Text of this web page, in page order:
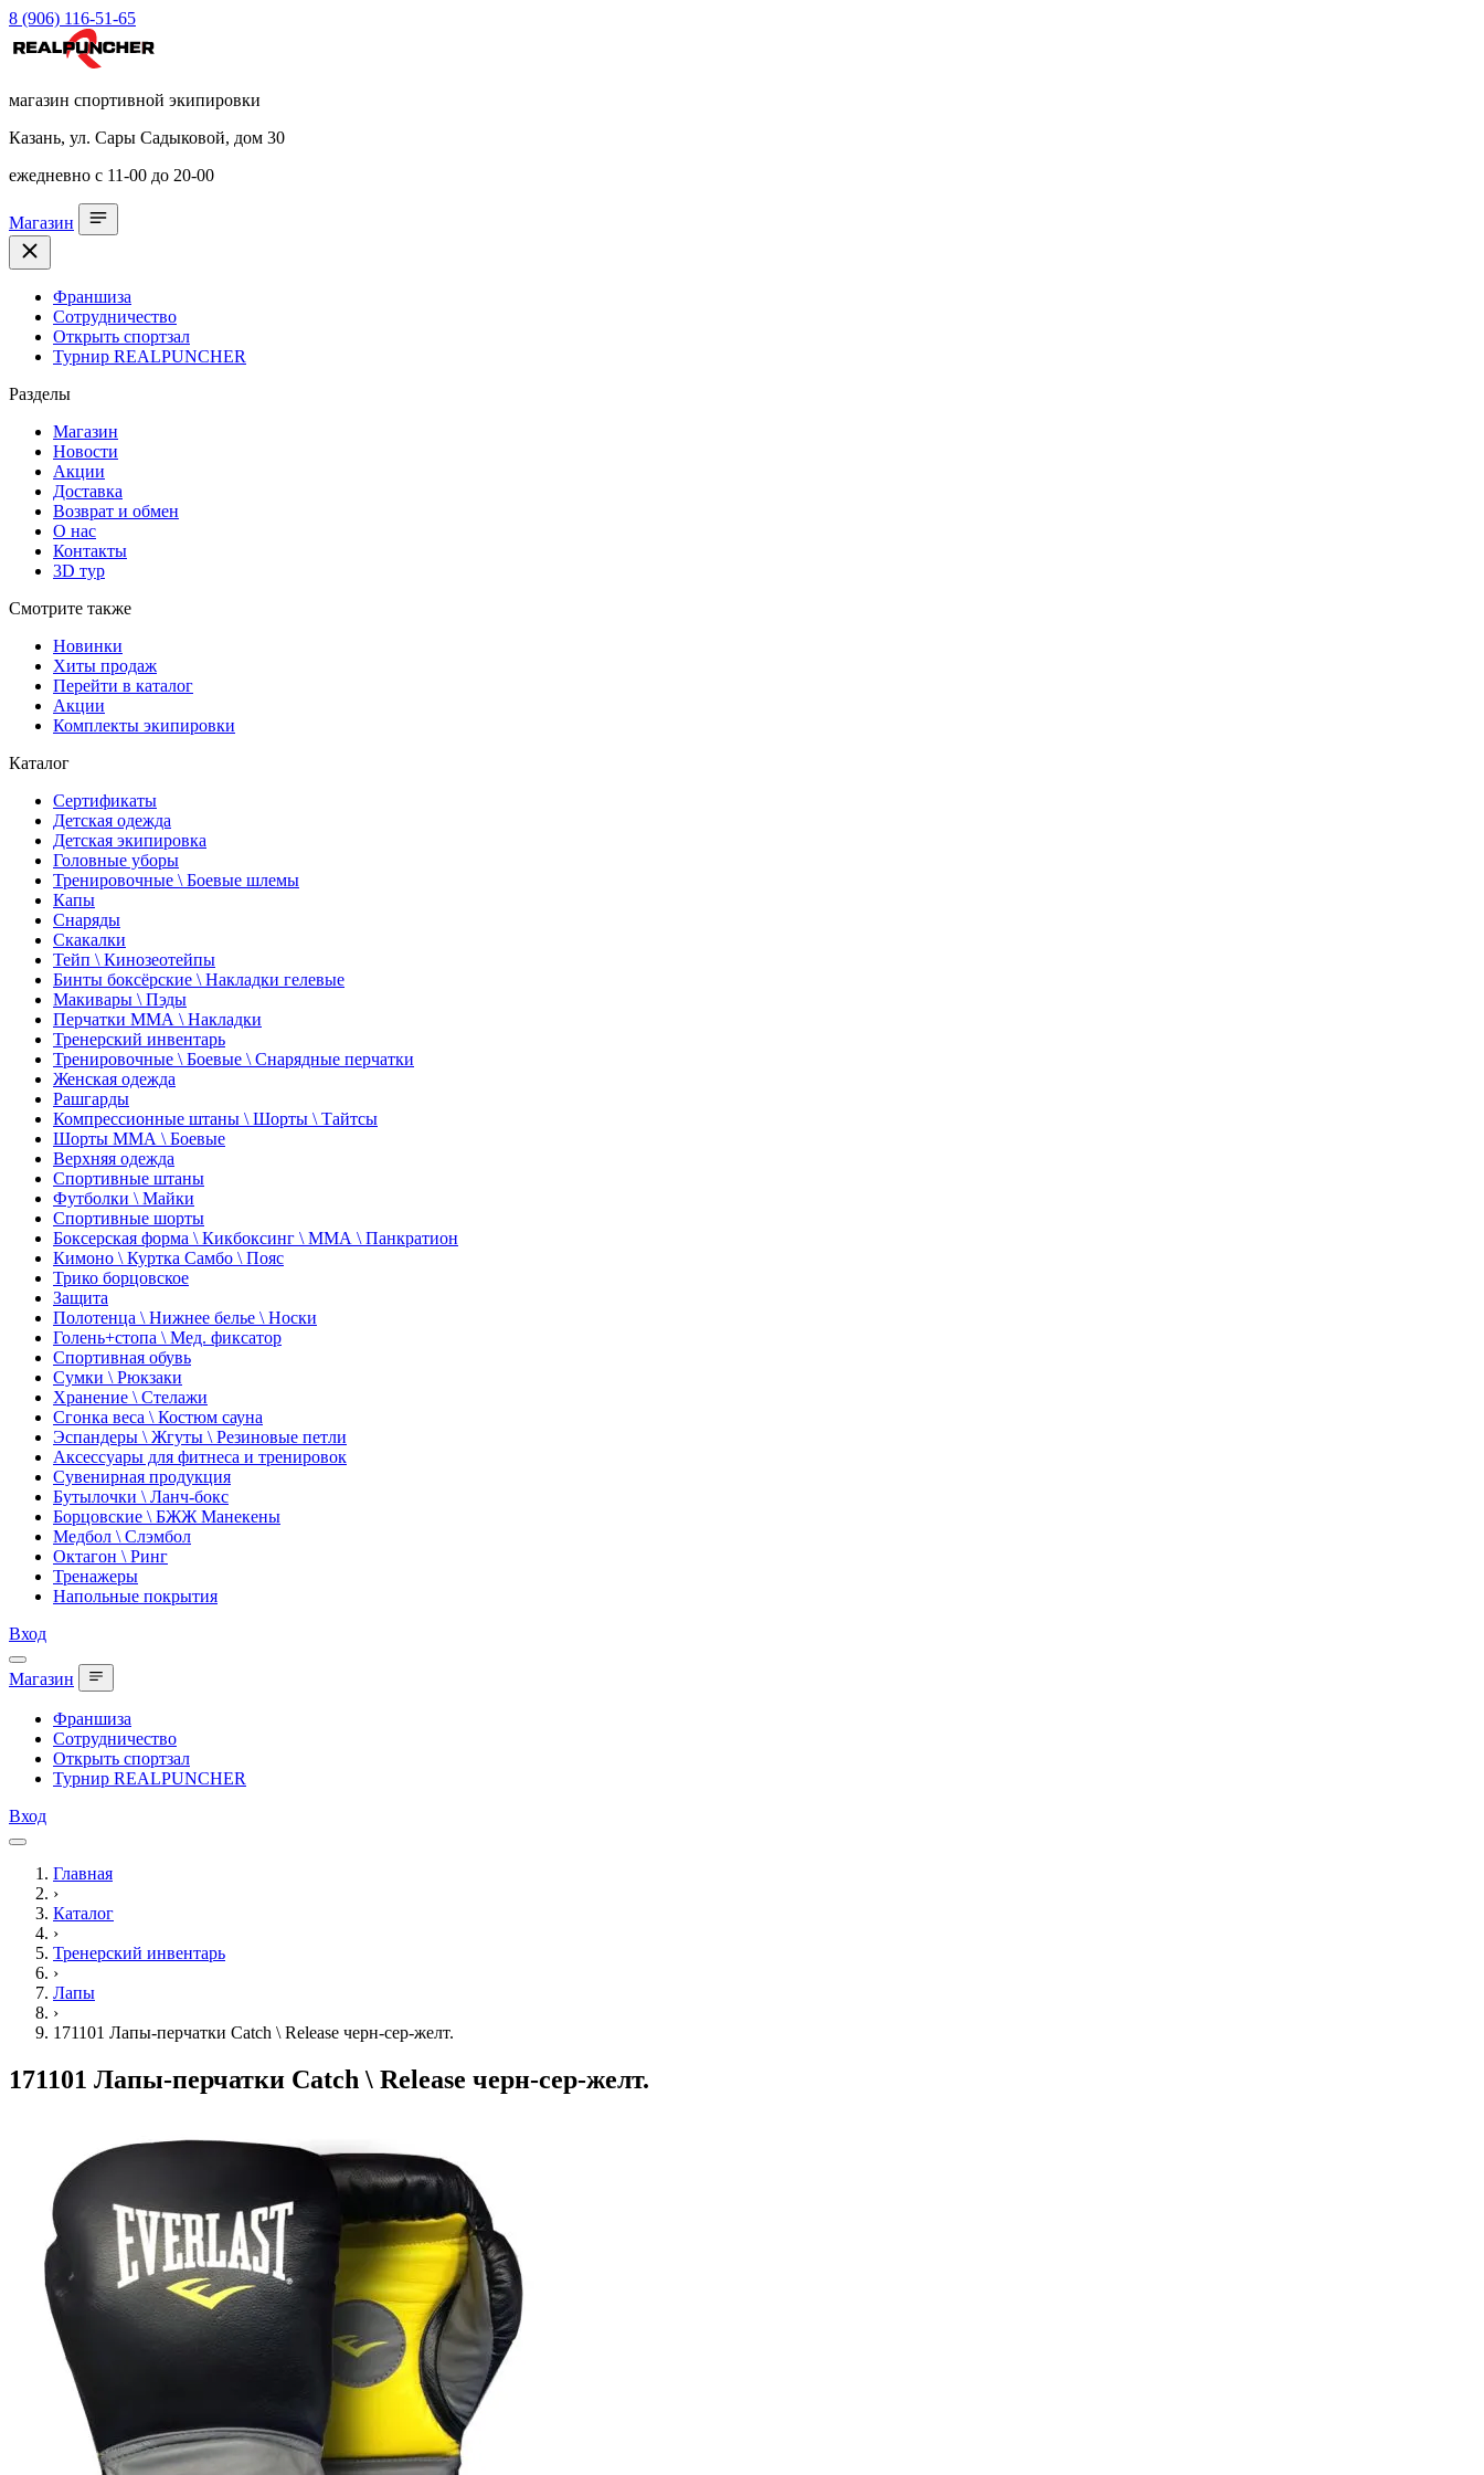
8 (906) 116-51-65
магазин спортивной экипировки
Казань, ул. Сары Садыковой, дом 30
ежедневно с 11-00 до 20-00
Магазин
Франшиза
Сотрудничество
Открыть спортзал
Турнир REALPUNCHER
Разделы
Магазин
Новости
Акции
Доставка
Возврат и обмен
О нас
Контакты
3D тур
Смотрите также
Новинки
Хиты продаж
Перейти в каталог
Акции
Комплекты экипировки
Каталог
Сертификаты
Детская одежда
Детская экипировка
Головные уборы
Тренировочные \ Боевые шлемы
Капы
Снаряды
Скакалки
Тейп \ Кинозеотейпы
Бинты боксёрские \ Накладки гелевые
Макивары \ Пэды
Перчатки ММА \ Накладки
Тренерский инвентарь
Тренировочные \ Боевые \ Снарядные перчатки
Женская одежда
Рашгарды
Компрессионные штаны \ Шорты \ Тайтсы
Шорты ММА \ Боевые
Верхняя одежда
Спортивные штаны
Футболки \ Майки
Спортивные шорты
Боксерская форма \ Кикбоксинг \ ММА \ Панкратион
Кимоно \ Куртка Самбо \ Пояс
Трико борцовское
Защита
Полотенца \ Нижнее белье \ Носки
Голень+стопа \ Мед. фиксатор
Спортивная обувь
Сумки \ Рюкзаки
Хранение \ Стелажи
Сгонка веса \ Костюм сауна
Эспандеры \ Жгуты \ Резиновые петли
Аксессуары для фитнеса и тренировок
Сувенирная продукция
Бутылочки \ Ланч-бокс
Борцовские \ БЖЖ Манекены
Медбол \ Слэмбол
Октагон \ Ринг
Тренажеры
Напольные покрытия
Вход
Магазин
Франшиза
Сотрудничество
Открыть спортзал
Турнир REALPUNCHER
Вход
Главная
›
Каталог
›
Тренерский инвентарь
›
Лапы
›
171101 Лапы-перчатки Catch \ Release черн-сер-желт.
171101 Лапы-перчатки Catch \ Release черн-сер-желт.